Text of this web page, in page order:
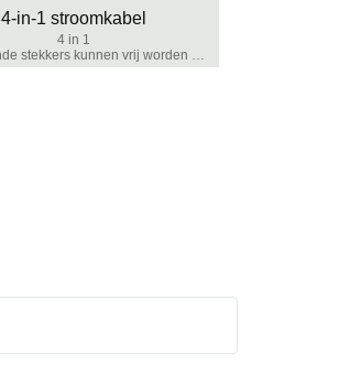
4-in-1 stroomkabel
4 in 1
Verschillende stekkers kunnen vrij worden aangepast